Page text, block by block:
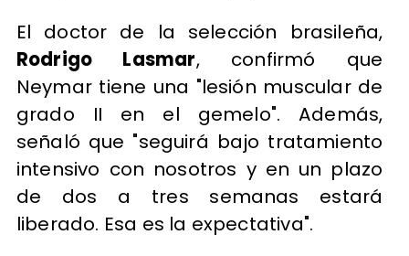
El doctor de la selección brasileña,
Rodrigo Lasmar, confirmó que
Neymar tiene una "lesión muscular de
grado II en el gemelo". Además,
señaló que "seguirá bajo tratamiento
intensivo con nosotros y en un plazo
de dos a tres semanas estará
liberado. Esa es la expectativa".